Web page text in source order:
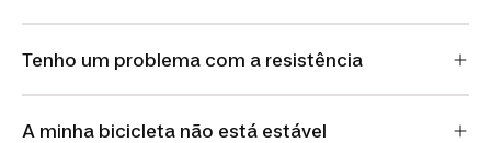
Tenho um problema com a resistência
A minha bicicleta não está estável